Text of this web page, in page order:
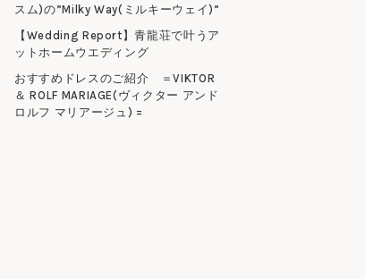
スム)の”Milky Way(ミルキーウェイ)”
【Wedding Report】青龍荘で叶うア
ットホームウエディング
おすすめドレスのご紹介 ＝VIKTOR
＆ ROLF MARIAGE(ヴィクター アンド
ロルフ マリアージュ) =